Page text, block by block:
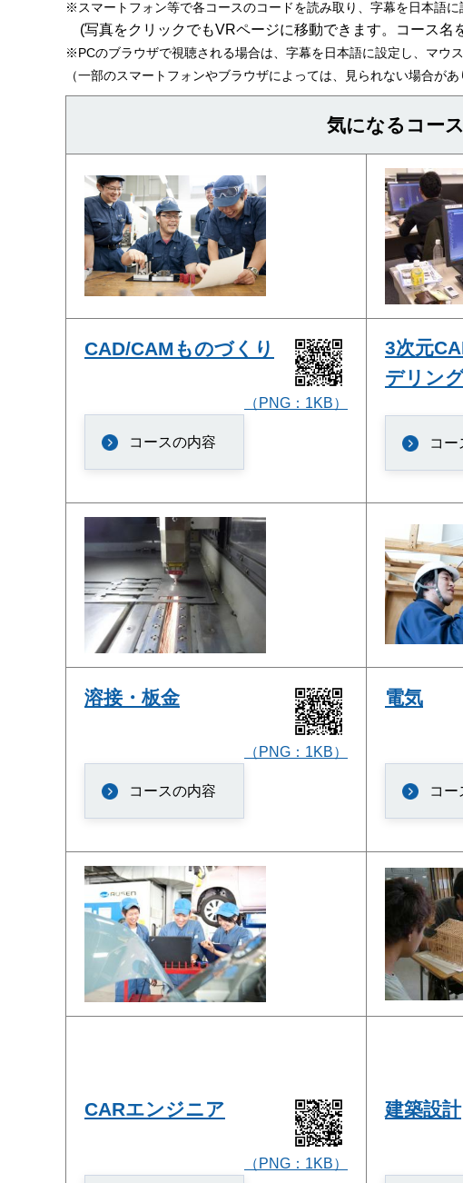
※スマートフォン等で各コースのコードを読み取り、字幕を日本語に
(写真をクリックでもVRページに移動できます。コース名
※PCのブラウザで視聴される場合は、字幕を日本語に設定し、マウ
（一部のスマートフォンやブラウザによっては、見られない場合があ
気になるコー
CAD/CAMものづくり
（PNG：1KB）
コースの内容
3次元
デリン
コー
溶接・板金
（PNG：1KB）
コースの内容
電気
コー
CARエンジニア
（PNG：1KB）
建築設計